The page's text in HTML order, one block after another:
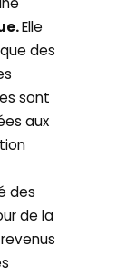
Elle
des
sont
aux
des
de la